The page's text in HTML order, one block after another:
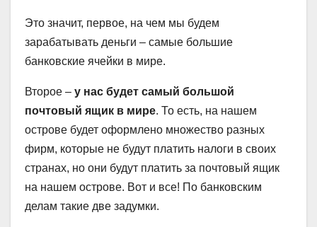
Это значит, первое, на чем мы будем
зарабатывать деньги – самые большие
банковские ячейки в мире.
Второе – у нас будет самый большой
почтовый ящик в мире. То есть, на нашем
острове будет оформлено множество разных
фирм, которые не будут платить налоги в своих
странах, но они будут платить за почтовый ящик
на нашем острове. Вот и все! По банковским
делам такие две задумки.